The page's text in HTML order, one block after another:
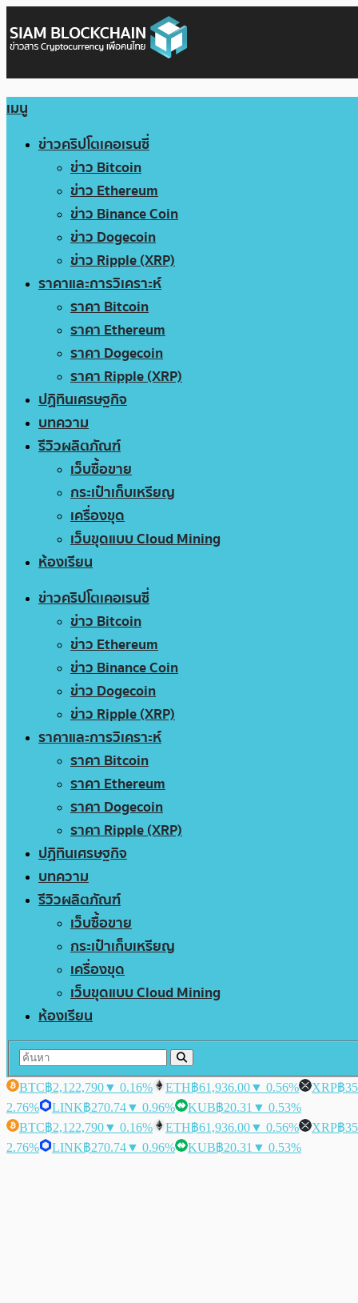
เมนู
ข่าวคริปโตเคอเรนซี่
ข่าว Bitcoin
ข่าว Ethereum
ข่าว Binance Coin
ข่าว Dogecoin
ข่าว Ripple (XRP)
ราคาและการวิเคราะห์
ราคา Bitcoin
ราคา Ethereum
ราคา Dogecoin
ราคา Ripple (XRP)
ปฏิทินเศรษฐกิจ
บทความ
รีวิวผลิตภัณฑ์
เว็บซื้อขาย
กระเป๋าเก็บเหรียญ
เครื่องขุด
เว็บขุดแบบ Cloud Mining
ห้องเรียน
ข่าวคริปโตเคอเรนซี่
ข่าว Bitcoin
ข่าว Ethereum
ข่าว Binance Coin
ข่าว Dogecoin
ข่าว Ripple (XRP)
ราคาและการวิเคราะห์
ราคา Bitcoin
ราคา Ethereum
ราคา Dogecoin
ราคา Ripple (XRP)
ปฏิทินเศรษฐกิจ
บทความ
รีวิวผลิตภัณฑ์
เว็บซื้อขาย
กระเป๋าเก็บเหรียญ
เครื่องขุด
เว็บขุดแบบ Cloud Mining
ห้องเรียน
BTC฿2,122,790▼ 0.16% ETH฿61,936.00▼ 0.56% XRP฿
2.76%
LINK฿270.74▼ 0.96% KUB฿20.31 ▼ 0.53%
BTC฿2,122,790▼ 0.16% ETH฿61,936.00▼ 0.56% XRP฿
2.76%
LINK฿270.74▼ 0.96% KUB฿20.31 ▼ 0.53%